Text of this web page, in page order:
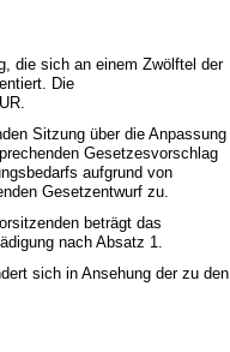
die sich an einem Zwölftel der
Die
Sitzung über die Anpassung
Gesetzesvorschlag
aufgrund von
Gesetzentwurf zu.
beträgt das
nach Absatz 1.
sich in Ansehung der zu den